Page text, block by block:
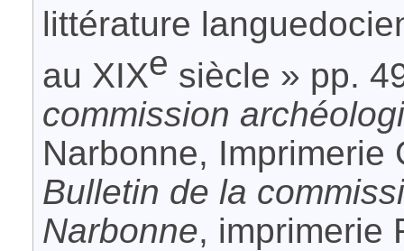
littérature
au XIXe siècle » pp.
commission
Narbonne, Imprimerie
Bulletin de la
Narbonne, imprimerie